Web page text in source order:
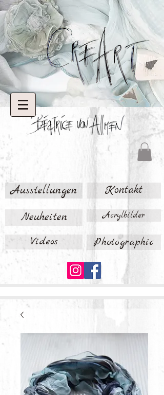
Ausstellungen Kontakt
Neuheiten Acrylbilder
Videos Photographic